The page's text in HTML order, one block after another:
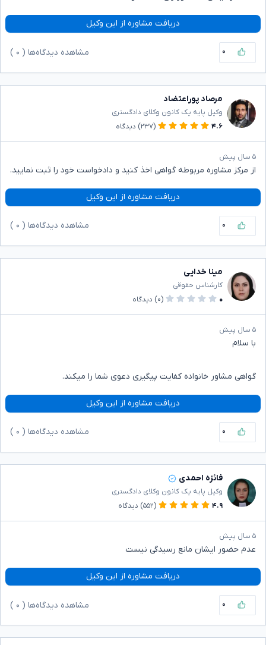
دریافت مشاوره از این وکیل
۰ مشاهده دیدگاه‌ها ( ۰
مرصاد پوراعتضاد
وکیل پایه یک کانون وکلای دادگستری
۴.۶
(۲۳۷) دیدگاه
۵ سال پیش
از مرکز مشاوره مربوطه گواهی اخذ کنید و دادخواست خود را ثبت نمایید.
دریافت مشاوره از این وکیل
۰ مشاهده دیدگاه‌ها ( ۰
مینا خدایی
کارشناس حقوقی
۰
(۰) دیدگاه
۵ سال پیش
با سلام
گواهی مشاور خانواده کفایت پیگیری دعوی شما را میکند.
دریافت مشاوره از این وکیل
۰ مشاهده دیدگاه‌ها ( ۰
فائزه احمدی
وکیل پایه یک کانون وکلای دادگستری
۴.۹
(۵۵۲) دیدگاه
۵ سال پیش
عدم حضور ایشان مانع رسیدگی نیست
دریافت مشاوره از این وکیل
۰ مشاهده دیدگاه‌ها ( ۰